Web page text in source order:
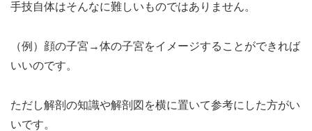
手技自体はそんなに難しいものではありません。
（例）顔の子宮→体の子宮をイメージすることができれば
いいのです。
ただし解剖の知識や解剖図を横に置いて参考にした方がい
いです。